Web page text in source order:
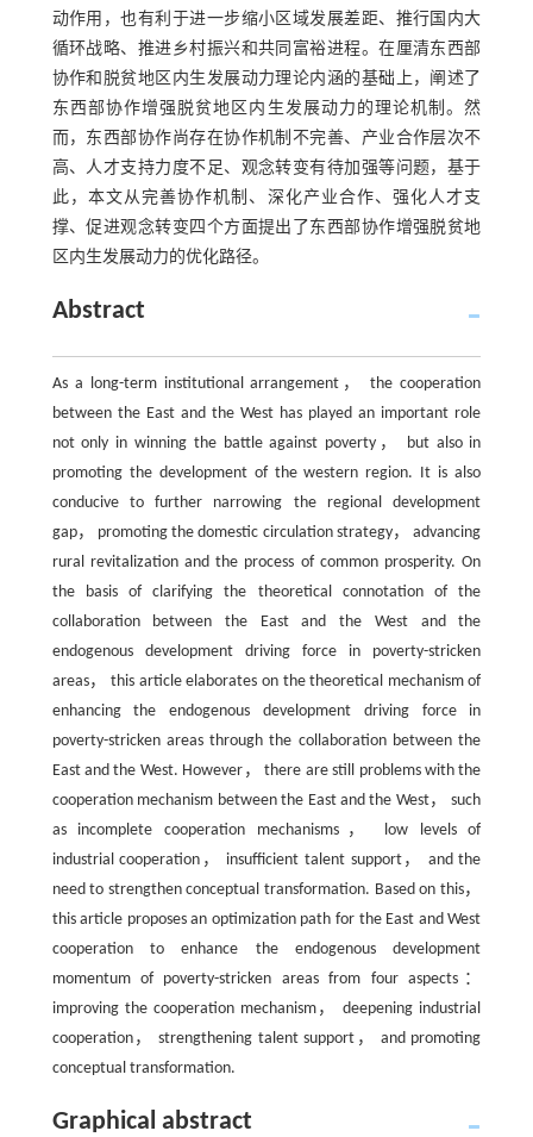
动作用，也有利于进一步缩小区域发展差距、推行国内大
循环战略、推进乡村振兴和共同富裕进程。在厘清东西部
协作和脱贫地区内生发展动力理论内涵的基础上，阐述了
东西部协作增强脱贫地区内生发展动力的理论机制。然
而，东西部协作尚存在协作机制不完善、产业合作层次不
高、人才支持力度不足、观念转变有待加强等问题，基于
此，本文从完善协作机制、深化产业合作、强化人才支
撑、促进观念转变四个方面提出了东西部协作增强脱贫地
区内生发展动力的优化路径。
Abstract
As a long-term institutional arrangement， the cooperation
between the East and the West has played an important role
not only in winning the battle against poverty， but also in
promoting the development of the western region. It is also
conducive to further narrowing the regional development
gap， promoting the domestic circulation strategy， advancing
rural revitalization and the process of common prosperity. On
the basis of clarifying the theoretical connotation of the
collaboration between the East and the West and the
endogenous development driving force in poverty-stricken
areas， this article elaborates on the theoretical mechanism of
enhancing the endogenous development driving force in
poverty-stricken areas through the collaboration between the
East and the West. However， there are still problems with the
cooperation mechanism between the East and the West， such
as incomplete cooperation mechanisms， low levels of
industrial cooperation， insufficient talent support， and the
need to strengthen conceptual transformation. Based on this，
this article proposes an optimization path for the East and West
cooperation to enhance the endogenous development
momentum of poverty-stricken areas from four aspects：
improving the cooperation mechanism， deepening industrial
cooperation， strengthening talent support， and promoting
conceptual transformation.
Graphical abstract